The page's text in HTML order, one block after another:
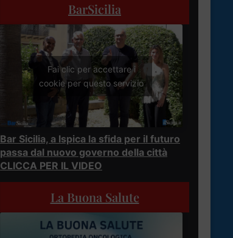
BarSicilia
Fai clic per accettare i
cookie per questo servizio
Bar Sicilia, a Ispica la sfida per il futuro
passa dal nuovo governo della città
CLICCA PER IL VIDEO
La Buona Salute